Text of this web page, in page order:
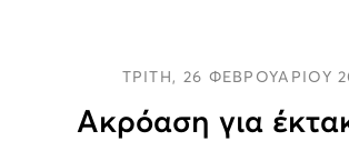
ΤΡΙΤΗ, 26 ΦΕΒΡΟΥΑΡΙΟΥ
Ακρόαση για